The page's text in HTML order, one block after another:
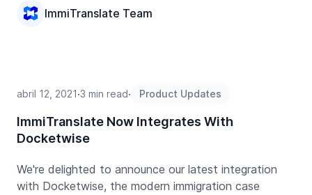
ImmiTranslate Team
abril 12, 2021∙3 min read∙ Product Updates
ImmiTranslate Now Integrates With
Docketwise
We're delighted to announce our latest integration
with Docketwise, the modern immigration case